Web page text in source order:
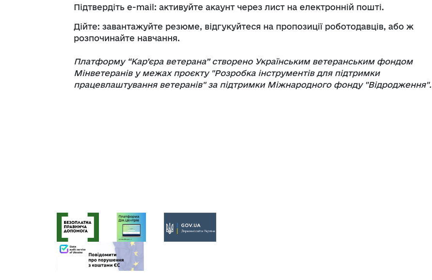
Підтвердіть e-mail: активуйте акаунт через лист на електронній пошті.
Дійте: завантажуйте резюме, відгукуйтеся на пропозиції роботодавців, або ж
розпочинайте навчання.
Платформу “Кар’єра ветерана” створено Українським ветеранським фондом
Мінветеранів у межах проєкту "Розробка інструментів для підтримки
працевлаштування ветеранів" за підтримки Міжнародного фонду "Відродження".